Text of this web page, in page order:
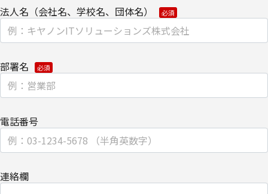
SSL（Secure Sockets Layer）による個人情報の暗号化またはこれ
に準ずるセキュリティ技術を施し、安全性の確保に努めます。
キヤノンITソリューションズ株式会社
企画本部 営業・マーケティング推進部 部長
【お問い合わせ先】
キヤノンITソリューションズ株式会社
法人名（会社名、学校名、団体名）
部署名
電話番号
連絡欄